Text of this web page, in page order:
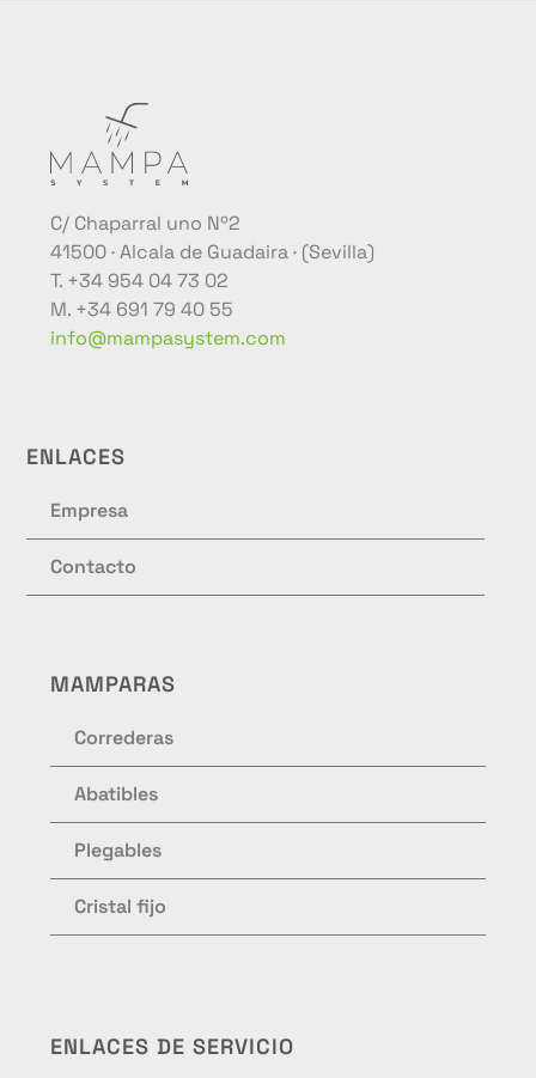
C/ Chaparral uno Nº2
41500 · Alcala de Guadaira · (Sevilla)
T. +34 954 04 73 02
M. +34 691 79 40 55
info@mampasystem.com
ENLACES
Empresa
Contacto
MAMPARAS
Correderas
Abatibles
Plegables
Cristal fijo
ENLACES DE SERVICIO